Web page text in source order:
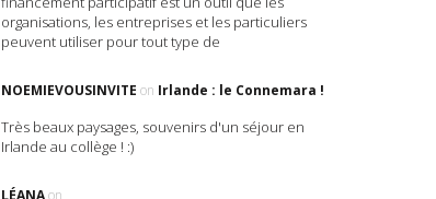
organisations, les entreprises et les particuliers
peuvent utiliser pour tout type de
NOEMIEVOUSINVITE on Irlande : le Connemara !
Très beaux paysages, souvenirs d'un séjour en
Irlande au collège ! :)
LÉANAon